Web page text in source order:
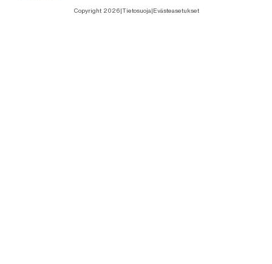
Copyright 2026|Tietosuoja|Evästeasetukset